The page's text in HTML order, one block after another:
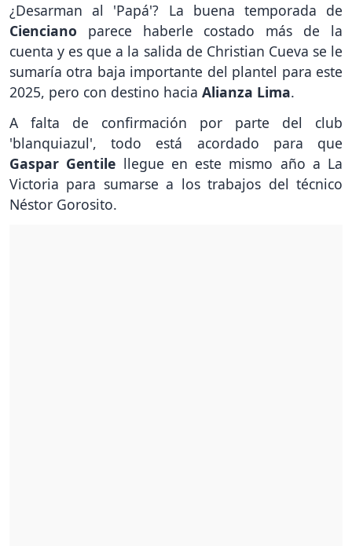
¿Desarman al 'Papá'? La buena temporada de
Cienciano parece haberle costado más de la
cuenta y es que a la salida de Christian Cueva se le
sumaría otra baja importante del plantel para este
2025, pero con destino hacia Alianza Lima.
A falta de confirmación por parte del club
'blanquiazul', todo está acordado para que
Gaspar Gentile llegue en este mismo año a La
Victoria para sumarse a los trabajos del técnico
Néstor Gorosito.